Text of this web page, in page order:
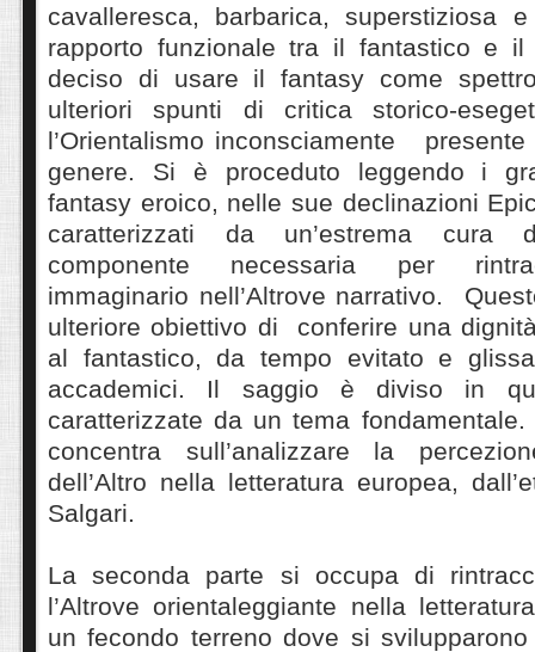
cavalleresca, barbarica, superstiziosa
rapporto funzionale tra il fantastico e il
deciso di usare il fantasy come
ulteriori spunti di critica storico-
l’Orientalismo inconsciamente
genere. Si è proceduto leggendo i
fantasy eroico, nelle sue declinazioni
caratterizzati da un’estrema cura
componente necessaria per
immaginario nell’Altrove narrativo.
ulteriore obiettivo di conferire una
al fantastico, da tempo evitato e
accademici. Il saggio è diviso in
caratterizzate da un tema
concentra sull’analizzare la
dell’Altro nella letteratura europea,
Salgari.
La seconda parte si occupa di
l’Altrove orientaleggiante nella
un fecondo terreno dove si